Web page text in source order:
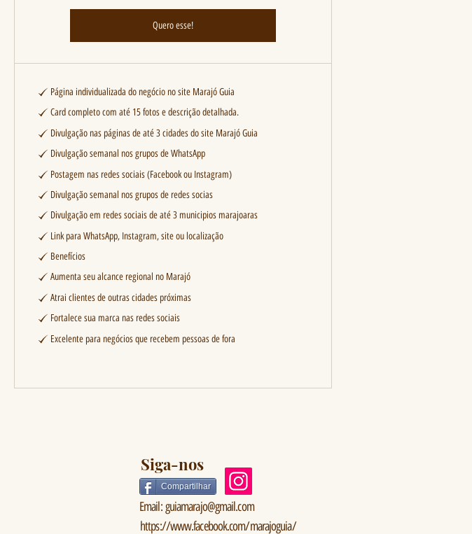
Quero esse!
Página individualizada do negócio no site Marajó Guia
Card completo com até 15 fotos e descrição detalhada.
Divulgação nas páginas de até 3 cidades do site Marajó Guia
Divulgação semanal nos grupos de WhatsApp
Postagem nas redes sociais (Facebook ou Instagram)
Divulgação semanal nos grupos de redes socias
Divulgação em redes sociais de até 3 municipios marajoaras
Link para WhatsApp, Instagram, site ou localização
Benefícios
Aumenta seu alcance regional no Marajó
Atrai clientes de outras cidades próximas
Fortalece sua marca nas redes sociais
Excelente para negócios que recebem pessoas de fora
Siga-nos
Compartilhar
Email:guiamarajo@gmail.com
https://www.facebook.com/marajoguia/